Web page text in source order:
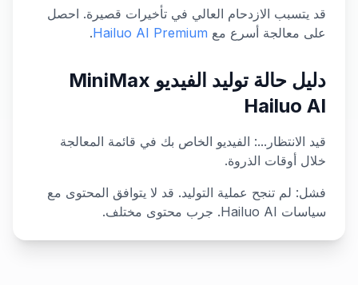
قد يتسبب الازدحام العالي في تأخيرات قصيرة. احصل
على معالجة أسرع مع Hailuo AI Premium
.
دليل حالة توليد الفيديو MiniMax
Hailuo AI
قيد الانتظار...: الفيديو الخاص بك في قائمة المعالجة
خلال أوقات الذروة.
فشل: لم تنجح عملية التوليد. قد لا يتوافق المحتوى مع
سياسات Hailuo AI. جرب محتوى مختلف.